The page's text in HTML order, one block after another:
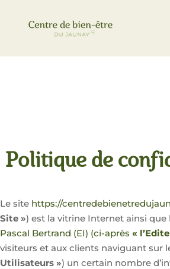
Politique de
Le site https://
Site ») est la vitrine Internet ainsi que
Pascal Bertrand (EI) (ci-après «
visiteurs et aux clients naviguant sur
Utilisateurs ») un certain nombre